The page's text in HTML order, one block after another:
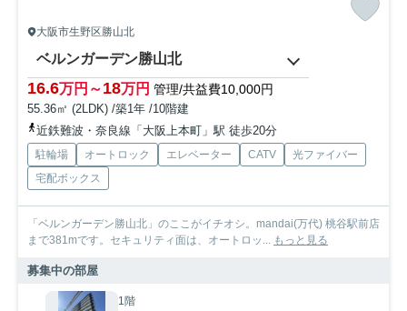
大阪市生野区勝山北
ベルンガーデン勝山北
16.6万円～18万円 管理/共益費10,000円
55.36㎡ (2LDK) /築1年 /10階建
近鉄難波・奈良線「大阪上本町」駅 徒歩20分
駐輪場 オートロック エレベーター CATV
光ファイバー
宅配ボックス
「ベルンガーデン勝山北」のここがイチオシ。mandai(万代) 桃谷駅前店
まで381mです。セキュリティ面は、オートロッ... もっと見る
募集中の部屋
1階